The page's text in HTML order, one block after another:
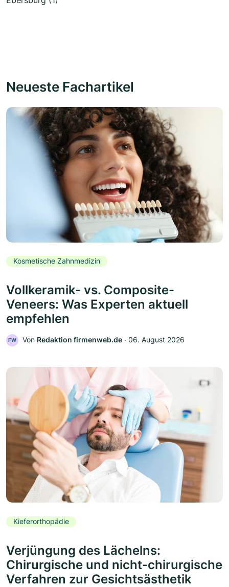
Neueste Fachartikel
Kosmetische Zahnmedizin
Vollkeramik- vs. Composite-
Veneers: Was Experten aktuell
empfehlen
FW Von Redaktion firmenweb.de ‧ 06. August 2026
Kieferorthopädie
Verjüngung des Lächelns:
Chirurgische und nicht-chirurgische
Verfahren zur Gesichtsästhetik